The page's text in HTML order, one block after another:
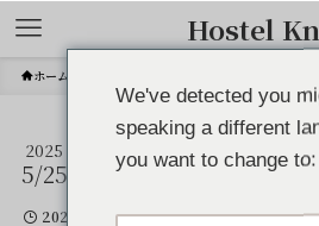
Hostel
ホーム
Shot with
2025
5/25
2025年5月25日
We've detected you
speaking a different
you want to change to: